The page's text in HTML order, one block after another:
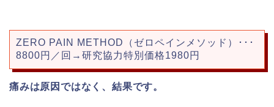
ZERO PAIN METHOD（ゼロペインメソッド）･･･
8800円／回→研究協力特別価格1980円
痛みは原因ではなく、結果です。